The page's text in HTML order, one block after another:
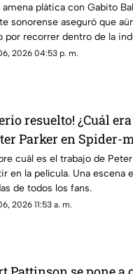
amena plática con Gabito
sonorense aseguró que
por recorrer dentro de la
2026 04:53 p. m.
resuelto! ¿Cuál
Parker en Spider-
cuál es el trabajo de
en la película. Una escena
de todos los fans.
2026 11:53 a. m.